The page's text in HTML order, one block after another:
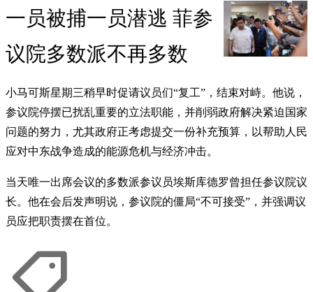
一员被捕一员潜逃 菲参
议院多数派不再多数
小马可斯星期三稍早时促请议员们“复工”，结束对峙。他说，
参议院停摆已扰乱重要的立法职能，并削弱政府解决紧迫国家
问题的努力，尤其政府正考虑提交一份补充预算，以帮助人民
应对中东战争造成的能源危机与经济冲击。
当天唯一出席会议的多数派参议员埃斯库德罗曾担任参议院议
长。他在会后发声明说，参议院的僵局“不可接受”，并强调议
员应把职责摆在首位。